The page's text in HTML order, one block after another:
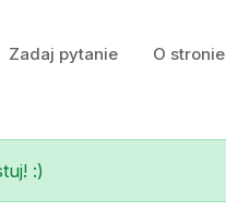
Zadaj pytanie O stronie
:)